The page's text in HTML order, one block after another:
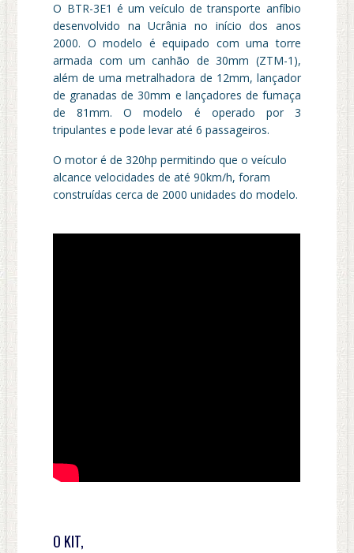
O BTR-3E1 é um veículo de transporte anfíbio
desenvolvido na Ucrânia no início dos anos
2000. O modelo é equipado com uma torre
armada com um canhão de 30mm (ZTM-1),
além de uma metralhadora de 12mm, lançador
de granadas de 30mm e lançadores de fumaça
de 81mm. O modelo é operado por 3
tripulantes e pode levar até 6 passageiros.
O motor é de 320hp permitindo que o veículo
alcance velocidades de até 90km/h, foram
construídas cerca de 2000 unidades do modelo.
O KIT,